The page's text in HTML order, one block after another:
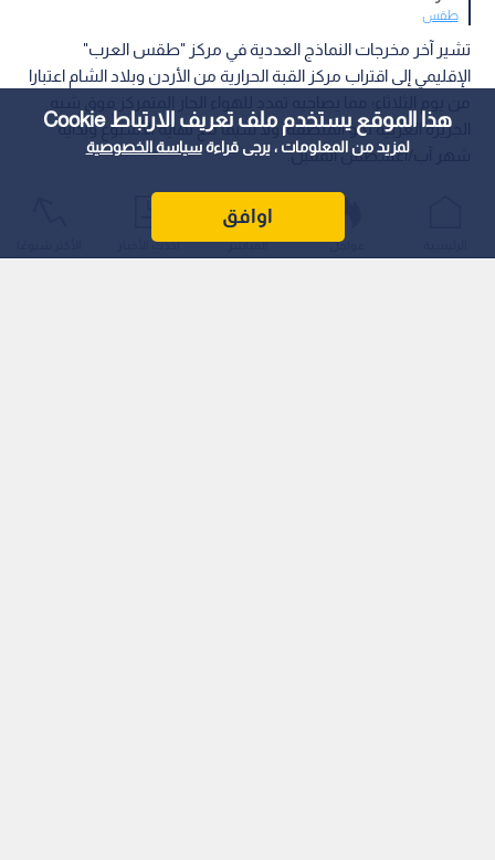
هذا الموقع يستخدم ملف تعريف الارتباط Cookie
لمزيد من المعلومات ، يرجى قراءةسياسة الخصوصية
اوافق
طقس
تشير آخر مخرجات النماذج العددية في مركز "طقس العرب"
الإقليمي إلى اقتراب مركز القبة الحرارية من الأردن وبلاد الشام اعتبارا
الجزيرة العربية نحو المنطقة، ولا سيما مع نهاية الأسبوع وبداية
شهر آب/أغسطس المقبل.
عواجل المباشر أحدث الأخبار